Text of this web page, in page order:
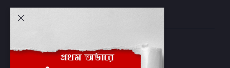
প্রবেশ করুন
অর্ডার ইতিহাস